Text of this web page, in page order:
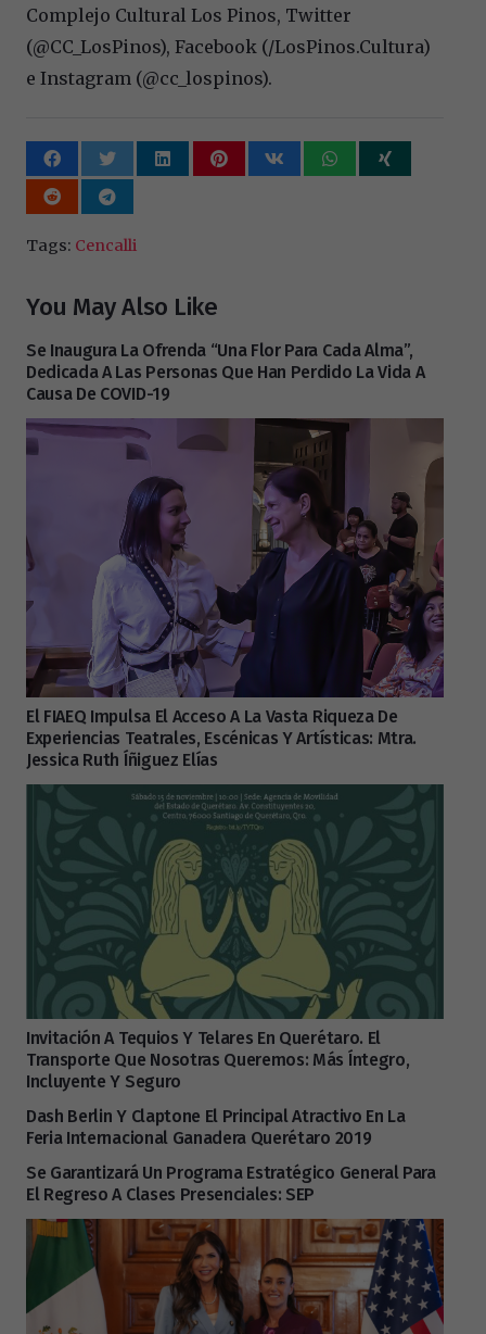
Complejo Cultural Los Pinos, Twitter
(@CC_LosPinos), Facebook (/LosPinos.Cultura)
e Instagram (@cc_lospinos).
Tags: Cencalli
You May Also Like
Se Inaugura La Ofrenda “Una Flor Para Cada Alma”,
Dedicada A Las Personas Que Han Perdido La Vida A
Causa De COVID-19
El FIAEQ Impulsa El Acceso A La Vasta Riqueza De
Experiencias Teatrales, Escénicas Y Artísticas: Mtra.
Jessica Ruth Íñiguez Elías
Invitación A Tequios Y Telares En Querétaro. El
Transporte Que Nosotras Queremos: Más Íntegro,
Incluyente Y Seguro
Dash Berlin Y Claptone El Principal Atractivo En La
Feria Internacional Ganadera Querétaro 2019
Se Garantizará Un Programa Estratégico General Para
El Regreso A Clases Presenciales: SEP